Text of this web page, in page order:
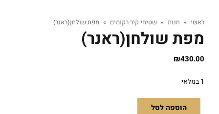
ראשי » חנות » שטיחי קיר רקומים » מפת שולחן(ראנר)
מפת שולחן(ראנר)
₪430.00
1 במלאי
הוספה לסל